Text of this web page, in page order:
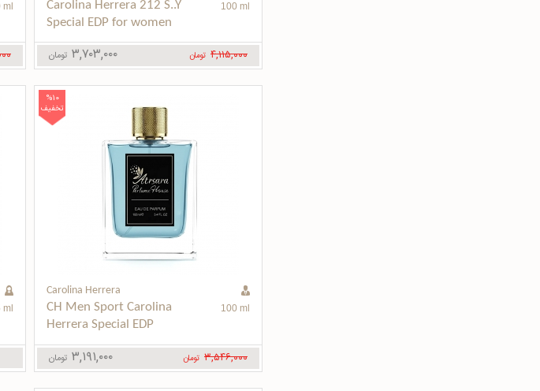
Carolina Herrera 212 S..Y
Special EDP for women
100 ml
۳,۷۰۳,۰۰۰ تومان ۴,۱۱۵,۰۰۰ تومان
ml
%10
تخفیف
Carolina Herrera
CH Men Sport Carolina
Herrera Special EDP
100 ml
۳,۱۹۱,۰۰۰ تومان ۳,۵۴۶,۰۰۰ تومان
ml